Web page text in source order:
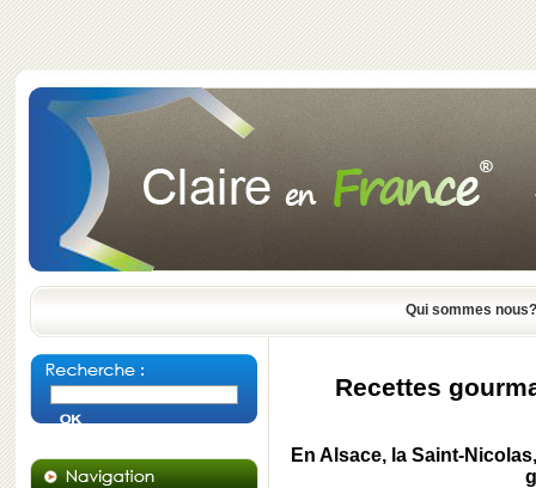
Qui sommes nous?
Recettes
EnAlsace, laSaint-Nicolas